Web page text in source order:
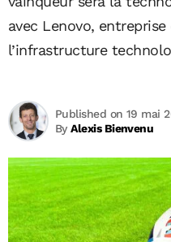
avec Lenovo,
l’infrastructure
ByAlexis Bienvenu
Published on 19 mai